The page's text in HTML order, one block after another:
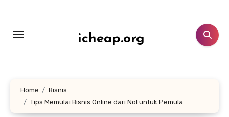
konten
icheap.org
Home
Bisnis
Tips Memulai Bisnis Online dari Nol untuk Pemula